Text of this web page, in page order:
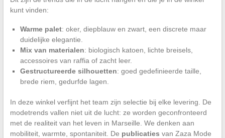
kunt vinden:
Warme palet: oker, diepblauw en zwart, een discrete maar
duidelijke elegantie.
Mix van materialen: biologisch katoen, lichte breisels,
accessoires van raffia of zacht leer.
Gestructureerde silhouetten: goed gedefinieerde taille,
brede riem, gedurfde lagen.
In deze winkel verfijnt het team zijn selectie bij elke levering. De
modetrends vallen niet uit de lucht: ze worden geconfronteerd
met de realiteit van het leven in Marseille. We denken aan
mobiliteit, warmte, spontaniteit. De publicaties van Zaza Mode